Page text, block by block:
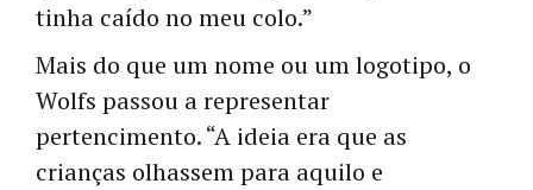
tinha caído no meu colo.”
Mais do que um nome ou um logotipo, o
Wolfs passou a representar
pertencimento. “A ideia era que as
crianças olhassem para aquilo e